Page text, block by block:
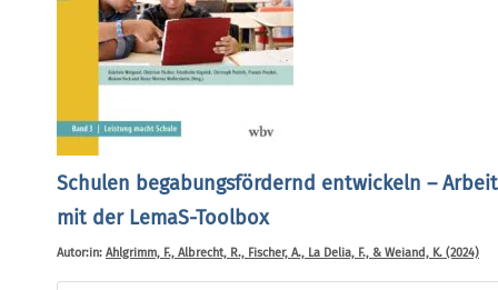
Schulen begabungsfördernd entwickeln –
mit der LemaS-Toolbox
Autor:in: Ahlgrimm, F., Albrecht, R., Fischer, A., La Delia, F., & Weiand, K. (2024)